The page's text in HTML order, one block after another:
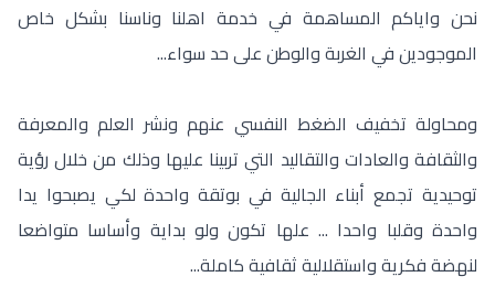
نحن واياكم المساهمة في خدمة اهلنا وناسنا بشكل خاص
الموجودين في الغربة والوطن على حد سواء...
ومحاولة تخفيف الضغط النفسي عنهم ونشر العلم والمعرفة
والثقافة والعادات والتقاليد التي تربينا عليها وذلك من خلال رؤية
توحيدية تجمع أبناء الجالية في بوتقة واحدة لكي يصبحوا يدا
واحدة وقلبا واحدا ... علها تكون ولو بداية وأساسا متواضعا
لنهضة فكرية واستقلالية ثقافية كاملة...